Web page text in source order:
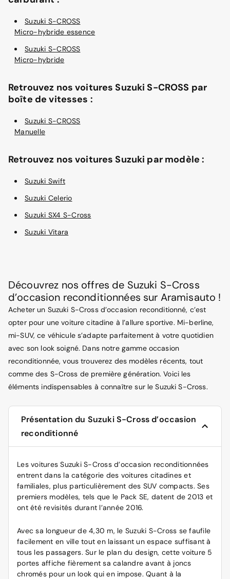
Suzuki S-CROSS
Micro-hybride essence
Suzuki S-CROSS
Micro-hybride
Retrouvez nos voitures Suzuki S-CROSS par
boîte de vitesses :
Suzuki S-CROSS
Manuelle
Retrouvez nos voitures Suzuki par modèle :
Suzuki Swift
Suzuki Celerio
Suzuki SX4 S-Cross
Suzuki Vitara
Découvrez nos offres de Suzuki S-Cross
d’occasion reconditionnées sur Aramisauto !
Acheter un Suzuki S-Cross d’occasion reconditionné, c’est
opter pour une voiture citadine à l’allure sportive. Mi-berline,
mi-SUV, ce véhicule s’adapte parfaitement à votre quotidien
avec son look soigné. Dans notre gamme occasion
reconditionnée, vous trouverez des modèles récents, tout
comme des S-Cross de première génération. Voici les
éléments indispensables à connaître sur le Suzuki S-Cross.
Présentation du Suzuki S-Cross d’occasion
reconditionné
Les voitures Suzuki S-Cross d’occasion reconditionnées
entrent dans la catégorie des voitures citadines et
familiales, plus particulièrement des SUV compacts. Ses
premiers modèles, tels que le Pack SE, datent de 2013 et
ont été revisités durant l’année 2016.
Avec sa longueur de 4,30 m, le Suzuki S-Cross se faufile
facilement en ville tout en laissant un espace suffisant à
tous les passagers. Sur le plan du design, cette voiture 5
portes affiche fièrement sa calandre avant à joncs
chromés pour un look qui en impose. Quant à la